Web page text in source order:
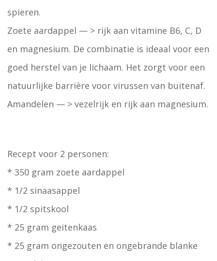
spieren.
Zoete aardappel — > rijk aan vitamine B6, C, D
en magnesium. De combinatie is ideaal voor een
goed herstel van je lichaam. Het zorgt voor een
natuurlijke barrière voor virussen van buitenaf.
Amandelen — > vezelrijk en rijk aan magnesium.
Recept voor 2 personen:
* 350 gram zoete aardappel
* 1/2 sinaasappel
* 1/2 spitskool
* 25 gram geitenkaas
* 25 gram ongezouten en ongebrande blanke